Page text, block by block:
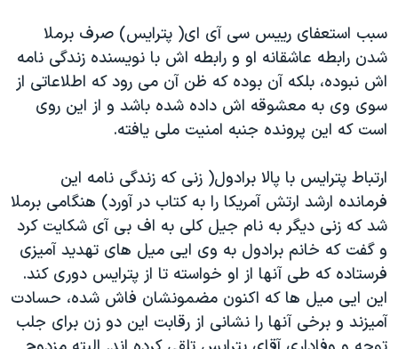
سبب استعفای رییس سی آی ای( پترایس)‌ صرف برملا
شدن رابطه عاشقانه او و رابطه اش با نویسنده زندگی نامه
اش نبوده،‌ بلکه آن بوده که ظن آن می رود که اطلاعاتی از
سوی وی به معشوقه اش داده شده باشد و از این روی
است که این پرونده جنبه امنیت ملی یافته.
ارتباط پترایس با پالا برادول( زنی که زندگی نامه این
فرمانده ارشد ارتش آمریکا را به کتاب در آورد) هنگامی برملا
شد که زنی دیگر به نام جیل کلی به اف بی آی شکایت کرد
و گفت که خانم برادول به وی ایی میل های تهدید آمیزی
فرستاده که طی آنها از او خواسته تا از پترایس دوری کند.
این ایی میل ها که اکنون مضمونشان فاش شده، حسادت
آمیزند و برخی آنها را نشانی از رقابت این دو زن برای جلب